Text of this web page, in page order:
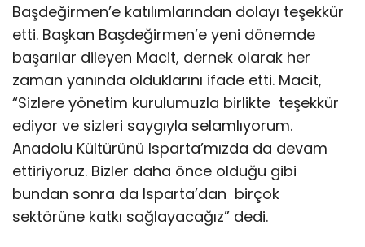
Başdeğirmen’e katılımlarından dolayı teşekkür
etti. Başkan Başdeğirmen’e yeni dönemde
başarılar dileyen Macit, dernek olarak her
zaman yanında olduklarını ifade etti. Macit,
“Sizlere yönetim kurulumuzla birlikte teşekkür
ediyor ve sizleri saygıyla selamlıyorum.
Anadolu Kültürünü Isparta’mızda da devam
ettiriyoruz. Bizler daha önce olduğu gibi
bundan sonra da Isparta’dan birçok
sektörüne katkı sağlayacağız” dedi.